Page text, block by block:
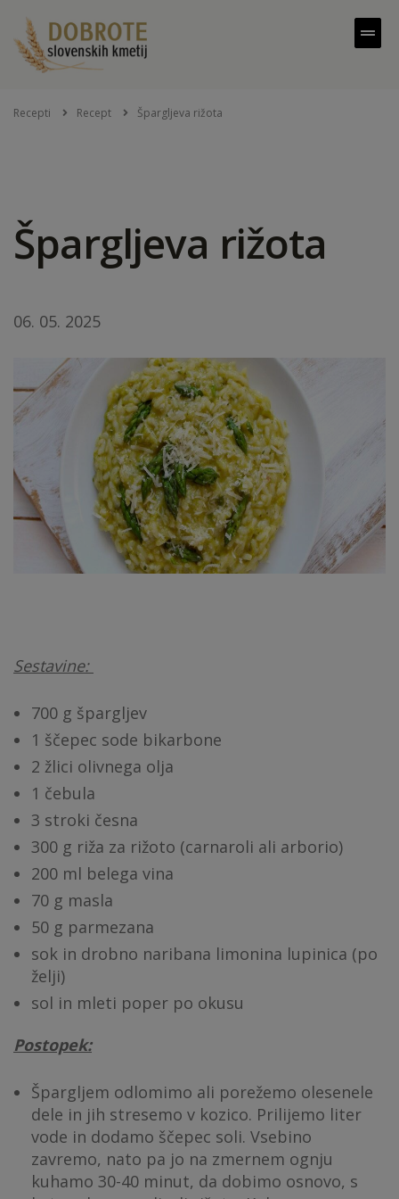
Recepti Recept Špargljeva rižota
Špargljeva rižota
06. 05. 2025
Sestavine:
700 g špargljev
1 ščepec sode bikarbone
2 žlici olivnega olja
1 čebula
3 stroki česna
300 g riža za rižoto (carnaroli ali arborio)
200 ml belega vina
70 g masla
50 g parmezana
sok in drobno naribana limonina lupinica (po
želji)
sol in mleti poper po okusu
Postopek:
Špargljem odlomimo ali porežemo olesenele
dele in jih stresemo v kozico. Prilijemo liter
vode in dodamo ščepec soli. Vsebino
zavremo, nato pa jo na zmernem ognju
kuhamo 30-40 minut, da dobimo osnovo, s